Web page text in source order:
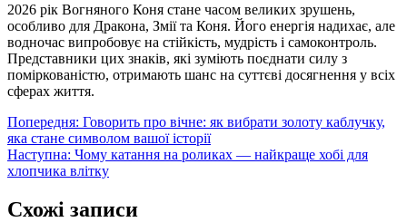
2026 рік Вогняного Коня стане часом великих зрушень,
особливо для Дракона, Змії та Коня. Його енергія надихає, але
водночас випробовує на стійкість, мудрість і самоконтроль.
Представники цих знаків, які зуміють поєднати силу з
поміркованістю, отримають шанс на суттєві досягнення у всіх
сферах життя.
Навігація
записів
Попередня: Говорить про вічне: як вибрати золоту каблучку,
яка стане символом вашої історії
Наступна: Чому катання на роликах — найкраще хобі для
хлопчика влітку
Схожі записи